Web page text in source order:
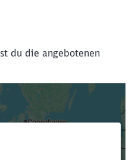
du die angebotenen